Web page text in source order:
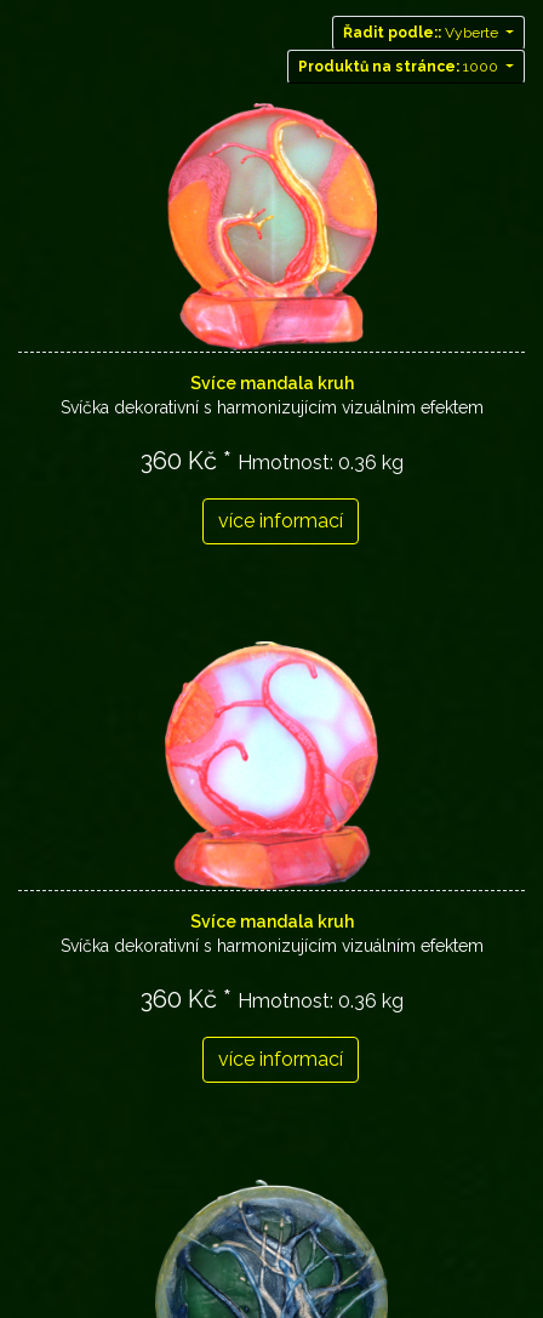
Řadit podle:: Vyberte
Produktů na stránce: 1000
Svíce mandala kruh
Svíčka dekorativní s harmonizujícím vizuálním efektem
360 Kč * Hmotnost: 0.36 kg
více informací
Svíce mandala kruh
Svíčka dekorativní s harmonizujícím vizuálním efektem
360 Kč * Hmotnost: 0.36 kg
více informací